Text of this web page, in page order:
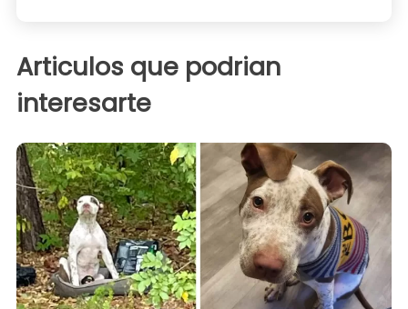
Articulos que podrian
interesarte